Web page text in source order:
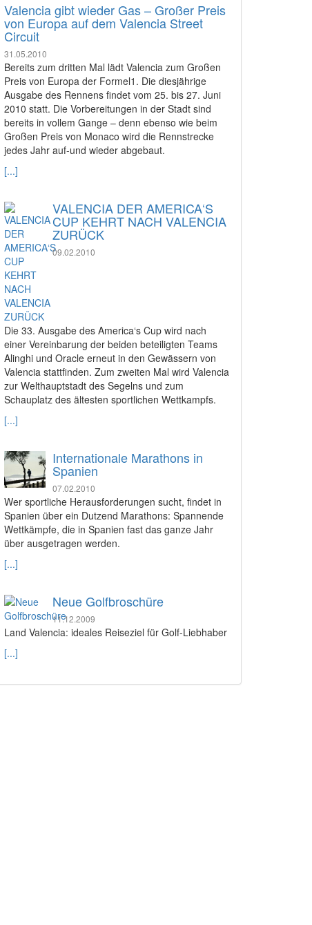
Valencia gibt wieder Gas – Großer Preis
von Europa auf dem Valencia Street
Circuit
31.05.2010
Bereits zum dritten Mal lädt Valencia zum Großen
Preis von Europa der Formel1. Die diesjährige
Ausgabe des Rennens findet vom 25. bis 27. Juni
2010 statt. Die Vorbereitungen in der Stadt sind
bereits in vollem Gange – denn ebenso wie beim
Großen Preis von Monaco wird die Rennstrecke
jedes Jahr auf-und wieder abgebaut.
[...]
VALENCIA DER AMERICA‘S
CUP KEHRT NACH VALENCIA
ZURÜCK
09.02.2010
Die 33. Ausgabe des America‘s Cup wird nach
einer Vereinbarung der beiden beteiligten Teams
Alinghi und Oracle erneut in den Gewässern von
Valencia stattfinden. Zum zweiten Mal wird Valencia
zur Welthauptstadt des Segelns und zum
Schauplatz des ältesten sportlichen Wettkampfs.
[...]
Internationale Marathons in
Spanien
07.02.2010
Wer sportliche Herausforderungen sucht, findet in
Spanien über ein Dutzend Marathons: Spannende
Wettkämpfe, die in Spanien fast das ganze Jahr
über ausgetragen werden.
[...]
Neue Golfbroschüre
11.12.2009
Land Valencia: ideales Reiseziel für Golf-Liebhaber
[...]